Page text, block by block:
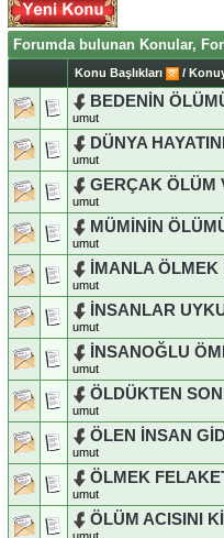
Forumda bulunan Konular,
Konu Başlıkları /
BEDENİN
umut
DÜNYA
umut
GERÇAK ÖLÜM
umut
MÜMİNİN
umut
İMANLA ÖLMEK
umut
İNSANLAR
umut
İNSANOĞLU
umut
ÖLDÜKTEN
umut
ÖLEN İNSAN
umut
ÖLMEK
umut
ÖLÜM ACISINI